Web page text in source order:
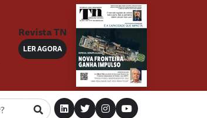
Revista TN
LER AGORA